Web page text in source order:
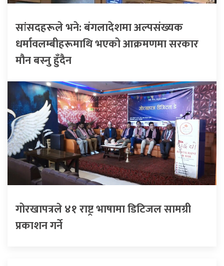
सांसदहरूले भने: बंगलादेशमा अल्पसंख्यक
धर्मावलम्बीहरूमाथि भएको आक्रमणमा सरकार
मौन बस्नु हुँदैन
गोरखापत्रले ४१ राष्ट्र भाषामा डिटिजल सामग्री
प्रकाशन गर्ने